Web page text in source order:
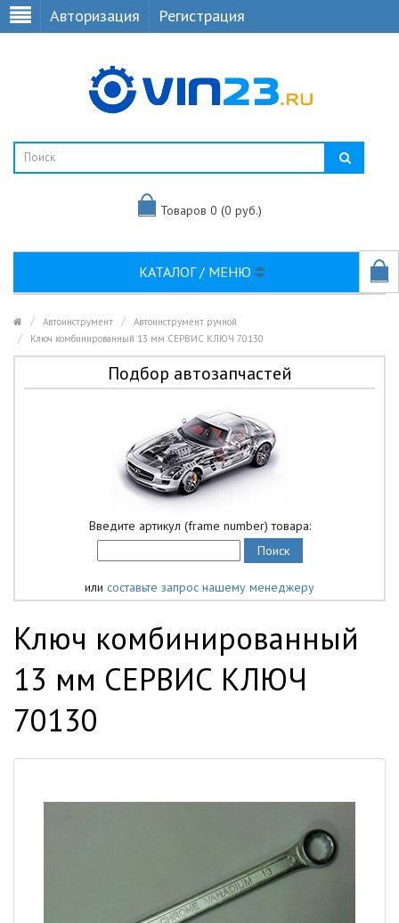
Авторизация Регистрация
Товаров 0 (0 руб.)
КАТАЛОГ / МЕНЮ
Автоинструмент
Автоинструмент ручной
Ключ комбинированный 13 мм СЕРВИС КЛЮЧ 70130
Подбор автозапчастей
Введите артикул (frame number) товара:
или составьте запрос нашему менеджеру
Ключ комбинированный
13 мм СЕРВИС КЛЮЧ
70130